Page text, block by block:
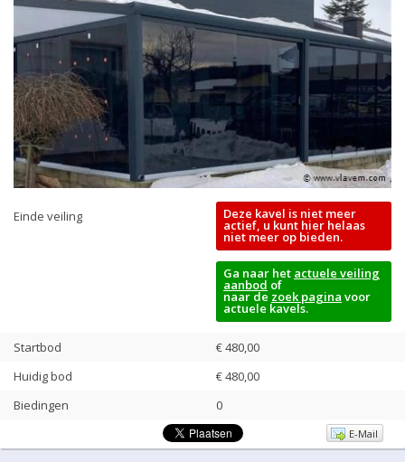
Einde veiling Deze kavel is niet meer
actief, u kunt hier helaas
niet meer op bieden.
Ga naar het actuele veiling
aanbod of
naar de zoek pagina voor
actuele kavels.
Startbod
€ 480,00
Huidig bod
€480,00
Biedingen
0
E-Mail